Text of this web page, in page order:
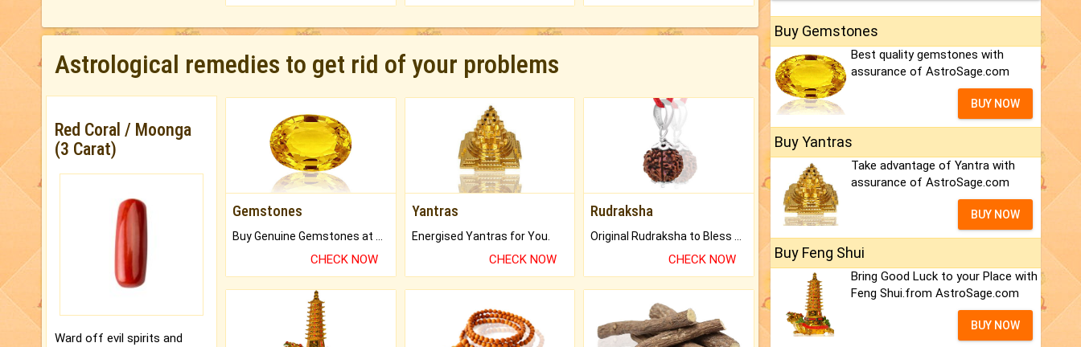
Astrological remedies to get rid of your problems
Red Coral / Moonga
(3 Carat)
Ward off evil spirits and
Gemstones
Buy Genuine Gemstones at Best Prices.
CHECK NOW
Yantras
Energised Yantras for You.
CHECK NOW
Rudraksha
Original Rudraksha to Bless Your Way.
CHECK NOW
Buy Gemstones
Best quality gemstones with
assurance of AstroSage.com
BUY NOW
Buy Yantras
Take advantage of Yantra with
assurance of AstroSage.com
BUY NOW
Buy Feng Shui
Bring Good Luck to your Place with
Feng Shui.from AstroSage.com
BUY NOW